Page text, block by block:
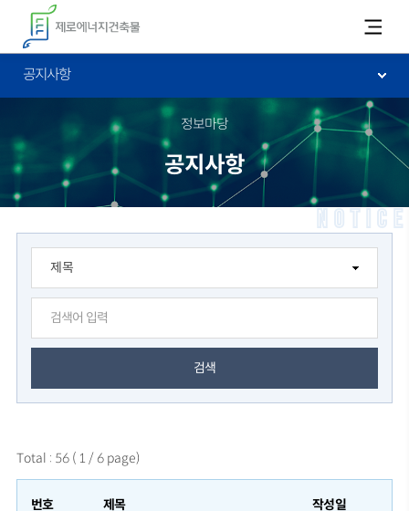
공지사항
정보마당
공지사항
NOTICE
검색
Total : 56 ( 1/6page)
번호 제목 작성일